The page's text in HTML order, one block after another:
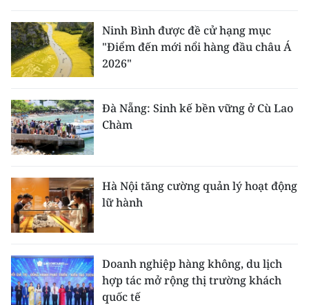
Ninh Bình được đề cử hạng mục
"Điểm đến mới nổi hàng đầu châu Á
2026"
Đà Nẵng: Sinh kế bền vững ở Cù Lao
Chàm
Hà Nội tăng cường quản lý hoạt động
lữ hành
Doanh nghiệp hàng không, du lịch
hợp tác mở rộng thị trường khách
quốc tế